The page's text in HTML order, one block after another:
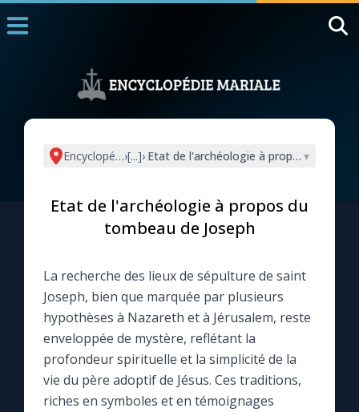
L'actualité de la semaine
La newsletter
La vidéo de la semaine
Le compte Tiktok
Encyclopédie mariale
›[...]› Etat de l'archéologie à propos du
▾
Etat de l'archéologie à propos du
tombeau de Joseph
La recherche des lieux de sépulture de saint
Joseph, bien que marquée par plusieurs
hypothèses à Nazareth et à Jérusalem, reste
enveloppée de mystère, reflétant la
profondeur spirituelle et la simplicité de la
vie du père adoptif de Jésus. Ces traditions,
riches en symboles et en témoignages